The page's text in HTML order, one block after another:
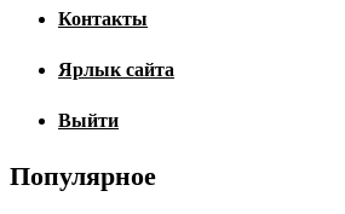
Контакты
Ярлык сайта
Выйти
Популярное